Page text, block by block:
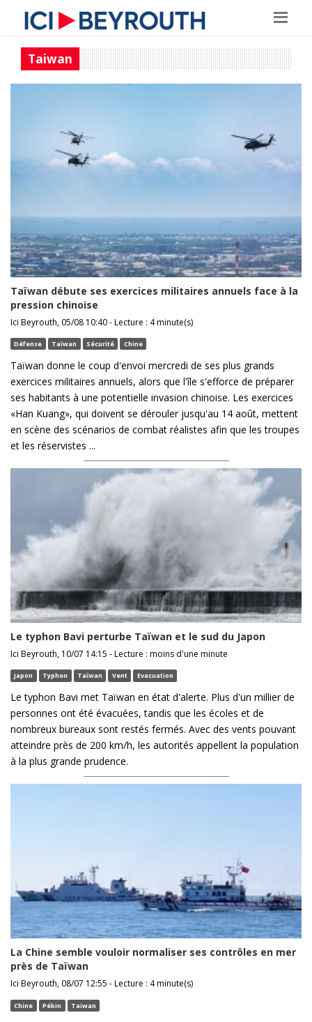
Taiwan
Taïwan débute ses exercices militaires annuels face à la
pression chinoise
Ici Beyrouth, 05/08 10:40 - Lecture : 4 minute(s)
Défense Taïwan Sécurité Chine
Taïwan donne le coup d'envoi mercredi de ses plus grands
exercices militaires annuels, alors que l'île s'efforce de préparer
ses habitants à une potentielle invasion chinoise. Les exercices
«Han Kuang», qui doivent se dérouler jusqu'au 14 août, mettent
en scène des scénarios de combat réalistes afin que les troupes
et les réservistes ...
Le typhon Bavi perturbe Taïwan et le sud du Japon
Ici Beyrouth, 10/07 14:15 - Lecture : moins d'une minute
Japon Typhon Taïwan Vent Evacuation
Le typhon Bavi met Taïwan en état d'alerte. Plus d'un millier de
personnes ont été évacuées, tandis que les écoles et de
nombreux bureaux sont restés fermés. Avec des vents pouvant
atteindre près de 200 km/h, les autorités appellent la population
à la plus grande prudence.
La Chine semble vouloir normaliser ses contrôles en mer
près de Taïwan
Ici Beyrouth, 08/07 12:55 - Lecture : 4 minute(s)
Chine Pékin Taiwan